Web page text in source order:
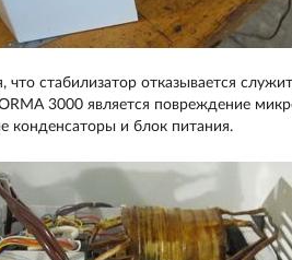
что стабилизатор отказывается
3000 является повреждение
конденсаторы и блок питания.